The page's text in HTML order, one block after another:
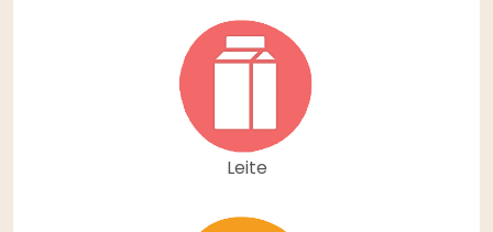
Leite